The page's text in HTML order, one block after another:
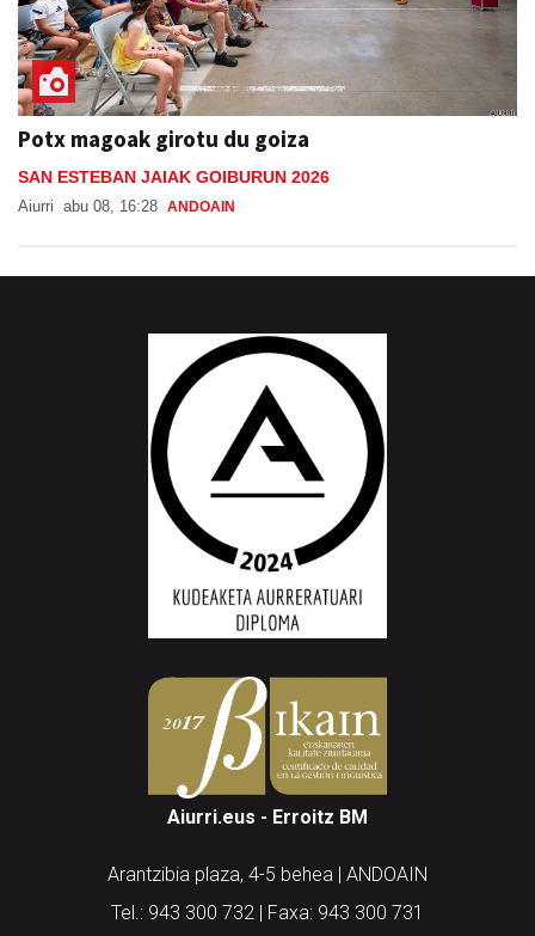
Potx magoak girotu du goiza
SAN ESTEBAN JAIAK GOIBURUN 2026
Aiurri abu 08, 16:28 ANDOAIN
Aiurri.eus - Erroitz BM
Arantzibia plaza, 4-5 behea | ANDOAIN
Tel.: 943 300 732 | Faxa: 943 300 731